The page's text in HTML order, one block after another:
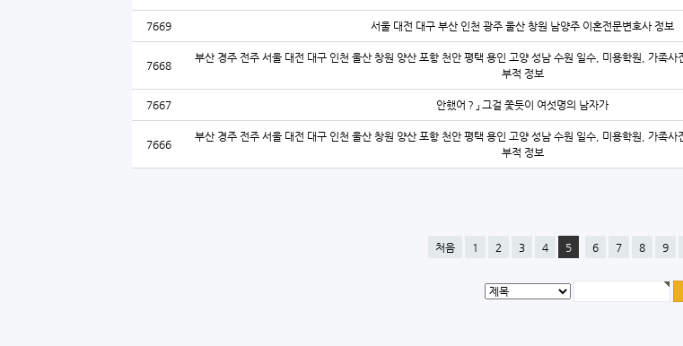
7669 서울 대전 대구 부산 인천 광주 울산 창원 남양주 이혼전문변호사 정보
7668
부산 경주 전주 서울 대전 대구 인천 울산 창원 양산 포항 천안 평택 용인 고양 성남 수원 일수, 미용학원, 가족
부적 정보
7667 안했어？」 그걸 쫓듯이 여섯명의 남자가
7666
부산 경주 전주 서울 대전 대구 인천 울산 창원 양산 포항 천안 평택 용인 고양 성남 수원 일수, 미용학원, 가족
부적 정보
처음 1 2 3 4 5 6 7 8 9